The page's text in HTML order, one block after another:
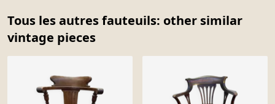
Tous les autres fauteuils: other similar
vintage pieces